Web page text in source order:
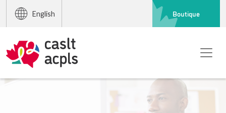
English Boutique